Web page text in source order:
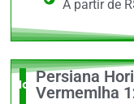
A partir de
Novidade
Persiana
Vermemlha